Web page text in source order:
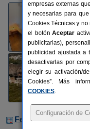
Fechas Libres
empresas externas
y necesarias para
Cookies Técnicas y
el botónAceptar
publicitarias),
publicidad ajustada a
desactivarlas por
elegir su activación/
Cookies”. Más
COOKIES.